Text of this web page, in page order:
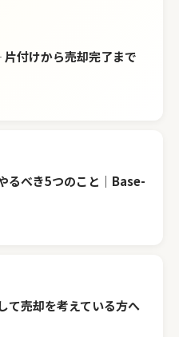
片付けから売却完了まで
るべき5つのこと｜Base-
て売却を考えている方へ